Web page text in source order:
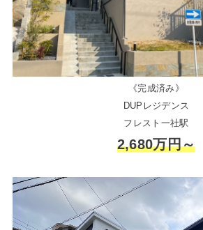
《完成済み》
DUPレジデンス
フレスト一社駅
2,680万円～